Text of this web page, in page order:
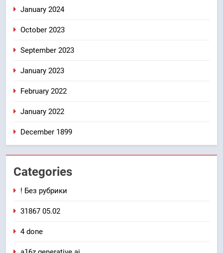
January 2024
October 2023
September 2023
January 2023
February 2022
January 2022
December 1899
Categories
! Без рубрики
31867 05.02
4 done